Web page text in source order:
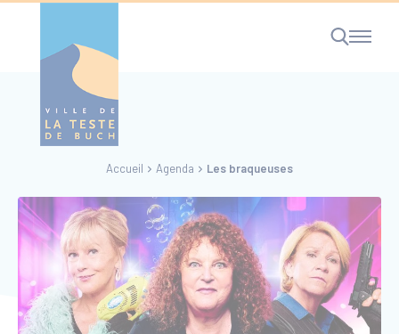
RECHERCHE
Accueil Agenda Les braqueuses
Cookies management panel